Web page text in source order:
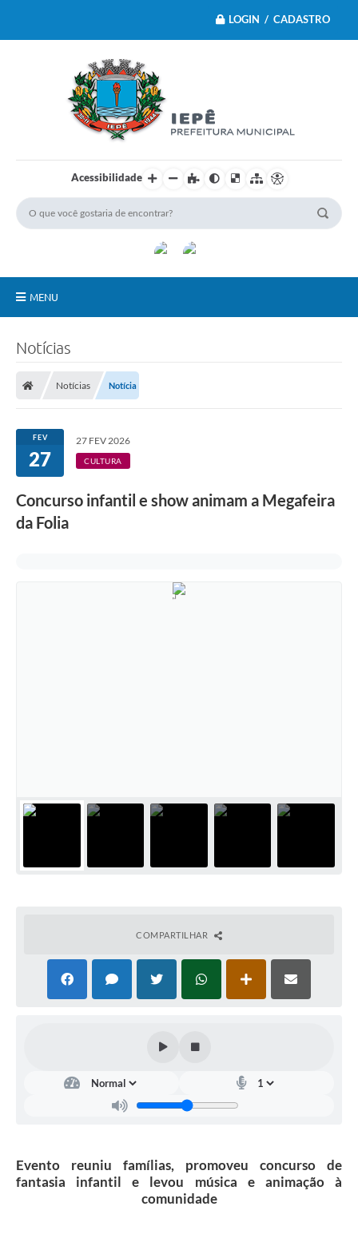
LOGIN / CADASTRO
Acessibilidade
MENU
Serviços Públicos
Carta de Serviços
Questionário de Mapeamento Cultural
Legislação
Acessibilidade
Secretarias
A Prefeitura
Serviço de Informação ao Cidadão (SIC)
Notícias
Notícias Notícia
FEV
27
27 FEV 2026
CULTURA
Concurso infantil e show animam a Megafeira
da Folia
COMPARTILHAR
Evento reuniu famílias, promoveu concurso de
fantasia infantil e levou música e animação à
comunidade